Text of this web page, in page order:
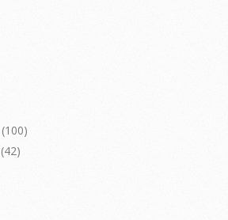
(100)
(42)